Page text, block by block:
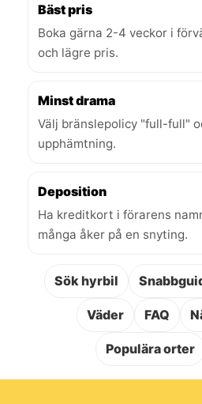
Bäst pris
Boka gärna 2-4 veckor i
och lägre pris.
Minst drama
Välj bränslepolicy "full-full"
upphämtning.
Deposition
Ha kreditkort i förarens
många åker på en snyting.
Sök hyrbil
Väder FAQ
Populära orter